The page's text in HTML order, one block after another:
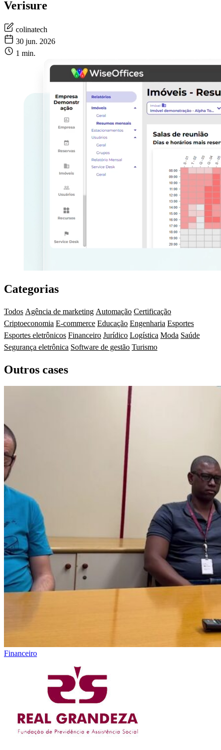
Verisure
colinatech
30 jun. 2026
1 min.
Categorias
Todos Agência de marketing Automação Certificação
Criptoeconomia E-commerce Educação Engenharia Esportes
Esportes eletrônicos Financeiro Jurídico Logística Moda Saúde
Segurança eletrônica Software de gestão Turismo
Outros cases
Financeiro